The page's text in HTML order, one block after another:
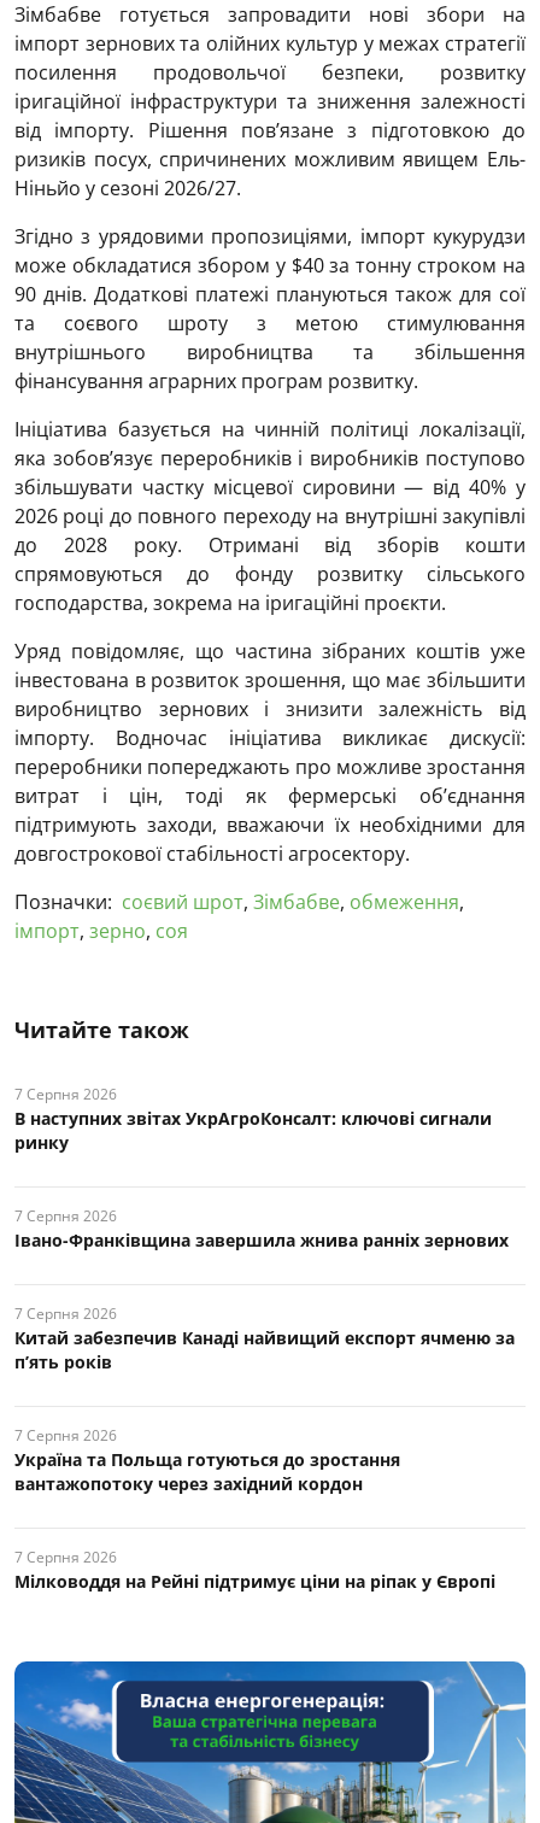
Зімбабве готується запровадити нові збори на
імпорт зернових та олійних культур у межах стратегії
посилення продовольчої безпеки, розвитку
іригаційної інфраструктури та зниження залежності
від імпорту. Рішення пов’язане з підготовкою до
ризиків посух, спричинених можливим явищем Ель-
Ніньйо у сезоні 2026/27.
Згідно з урядовими пропозиціями, імпорт кукурудзи
може обкладатися збором у $40 за тонну строком на
90 днів. Додаткові платежі плануються також для сої
та соєвого шроту з метою стимулювання
внутрішнього виробництва та збільшення
фінансування аграрних програм розвитку.
Ініціатива базується на чинній політиці локалізації,
яка зобов’язує переробників і виробників поступово
збільшувати частку місцевої сировини — від 40% у
2026 році до повного переходу на внутрішні закупівлі
до 2028 року. Отримані від зборів кошти
спрямовуються до фонду розвитку сільського
господарства, зокрема на іригаційні проєкти.
Уряд повідомляє, що частина зібраних коштів уже
інвестована в розвиток зрошення, що має збільшити
виробництво зернових і знизити залежність від
імпорту. Водночас ініціатива викликає дискусії:
переробники попереджають про можливе зростання
витрат і цін, тоді як фермерські об’єднання
підтримують заходи, вважаючи їх необхідними для
довгострокової стабільності агросектору.
Позначки: соєвий шрот, Зімбабве, обмеження,
імпорт, зерно, соя
Читайте також
7 Серпня 2026
В наступних звітах УкрАгроКонсалт: ключові cигнали
ринку
7 Серпня 2026
Івано-Франківщина завершила жнива ранніх зернових
7 Серпня 2026
Китай забезпечив Канаді найвищий експорт ячменю за
п’ять років
7 Серпня 2026
Україна та Польща готуються до зростання
вантажопотоку через західний кордон
7 Серпня 2026
Мілководдя на Рейні підтримує ціни на ріпак у Європі